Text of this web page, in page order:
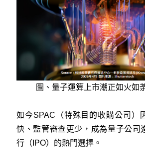
圖、量子運算上市潮正如火如
如今SPAC（特殊目的收購公司）
快、監管審查更少，成為量子公司
行（IPO）的熱門選擇。